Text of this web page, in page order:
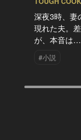
深夜3時、妻
現れた夫。
が、本音は…
#小説